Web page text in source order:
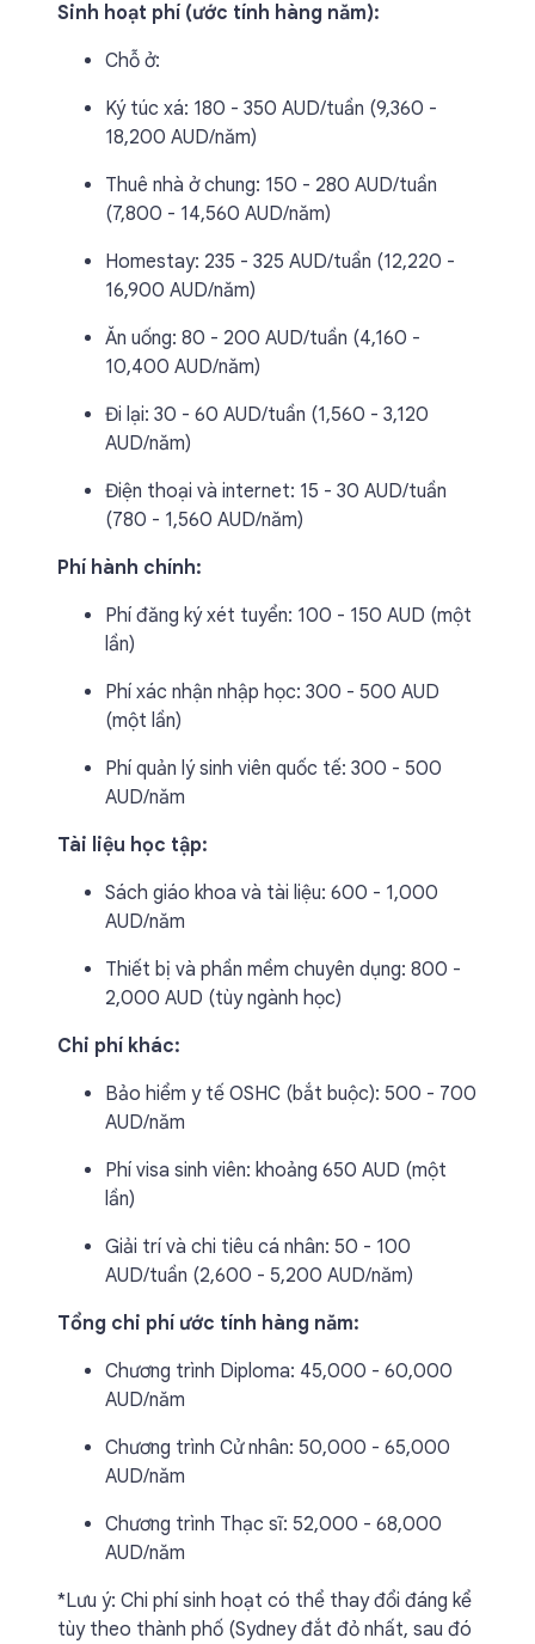
Sinh hoạt phí (ước tính hàng năm):
Chỗ ở:
Ký túc xá: 180 - 350 AUD/tuần (9,360 -
18,200 AUD/năm)
Thuê nhà ở chung: 150 - 280 AUD/tuần
(7,800 - 14,560 AUD/năm)
Homestay: 235 - 325 AUD/tuần (12,220 -
16,900 AUD/năm)
Ăn uống: 80 - 200 AUD/tuần (4,160 -
10,400 AUD/năm)
Đi lại: 30 - 60 AUD/tuần (1,560 - 3,120
AUD/năm)
Điện thoại và internet: 15 - 30 AUD/tuần
(780 - 1,560 AUD/năm)
Phí hành chính:
Phí đăng ký xét tuyển: 100 - 150 AUD (một
lần)
Phí xác nhận nhập học: 300 - 500 AUD
(một lần)
Phí quản lý sinh viên quốc tế: 300 - 500
AUD/năm
Tài liệu học tập:
Sách giáo khoa và tài liệu: 600 - 1,000
AUD/năm
Thiết bị và phần mềm chuyên dụng: 800 -
2,000 AUD (tùy ngành học)
Chi phí khác:
Bảo hiểm y tế OSHC (bắt buộc): 500 - 700
AUD/năm
Phí visa sinh viên: khoảng 650 AUD (một
lần)
Giải trí và chi tiêu cá nhân: 50 - 100
AUD/tuần (2,600 - 5,200 AUD/năm)
Tổng chi phí ước tính hàng năm:
Chương trình Diploma: 45,000 - 60,000
AUD/năm
Chương trình Cử nhân: 50,000 - 65,000
AUD/năm
Chương trình Thạc sĩ: 52,000 - 68,000
AUD/năm
*Lưu ý: Chi phí sinh hoạt có thể thay đổi đáng kể
tùy theo thành phố (Sydney đắt đỏ nhất, sau đó